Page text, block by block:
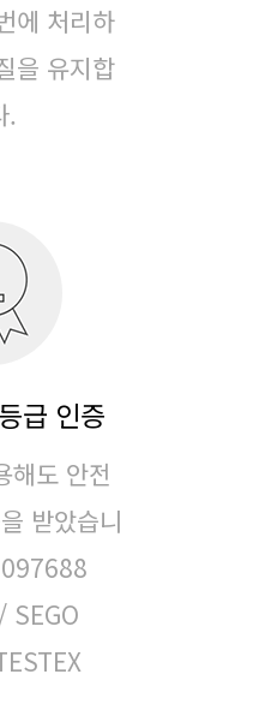
에 처리하
을 유지합
.
급 인증
해도 안전
받았습니
SEGO